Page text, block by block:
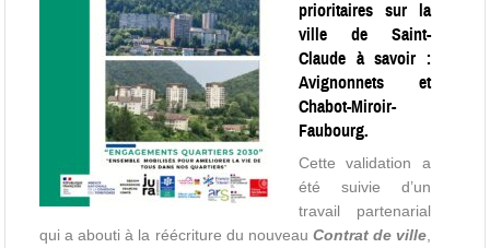
prioritaires sur la
ville de Saint-
Claude à savoir :
Avignonnets et
Chabot-Miroir-
Faubourg.
Cette validation a
été suivie d’un
travail partenarial
qui a abouti à la réécriture du nouveau Contrat de ville,